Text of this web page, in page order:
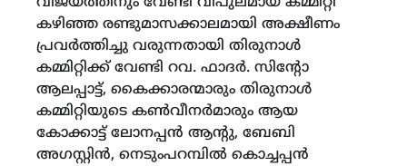
കഴിഞ്ഞ രണ്ടുമാസക്കാലമായി അക്ഷീണം
പ്രവർത്തിച്ചു വരുന്നതായി തിരുനാൾ
കമ്മിറ്റിക്ക് വേണ്ടി റവ. ഫാദർ. സിന്റോ
ആലപ്പാട്ട്, കൈക്കാരന്മാരും തിരുനാൾ
കമ്മിറ്റിയുടെ കൺവീനർമാരും ആയ
കോക്കാട്ട് ലോനപ്പൻ ആന്റു, ബേബി
അഗസ്റ്റിൻ, നെടുംപറമ്പിൽ കൊച്ചപ്പൻ